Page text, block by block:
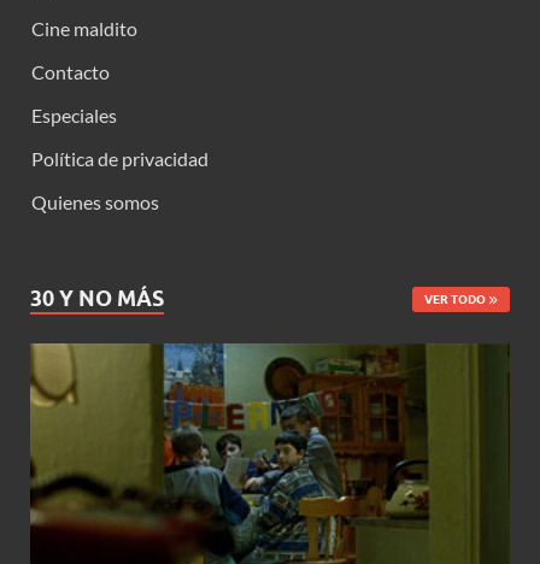
Cine maldito
Contacto
Especiales
Política de privacidad
Quienes somos
30 Y NO MÁS VER TODO